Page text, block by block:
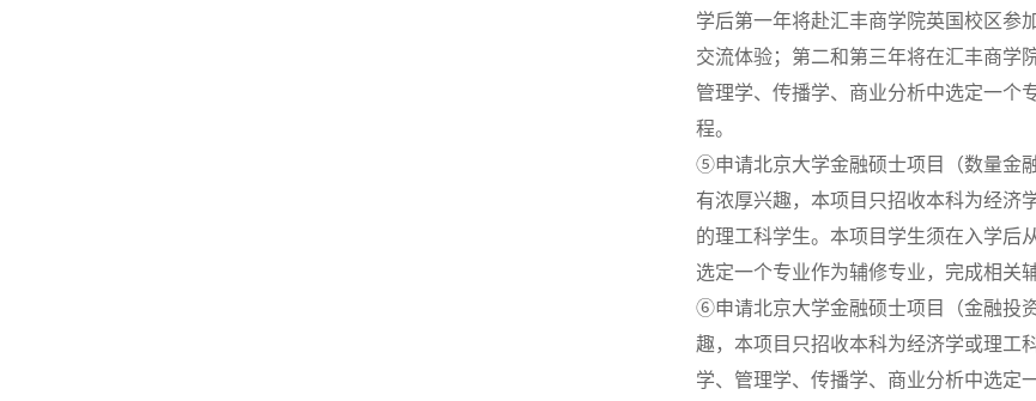
学后第一年将赴汇丰商学院英国校区参
交流体验；第二和第三年将在汇丰商学
管理学、传播学、商业分析中选定一个
程。
⑤申请北京大学金融硕士项目（数量金
有浓厚兴趣，本项目只招收本科为经济
的理工科学生。本项目学生须在入学后
选定一个专业作为辅修专业，完成相关
⑥申请北京大学金融硕士项目（金融投
趣，本项目只招收本科为经济学或理工
学、管理学、传播学、商业分析中选定